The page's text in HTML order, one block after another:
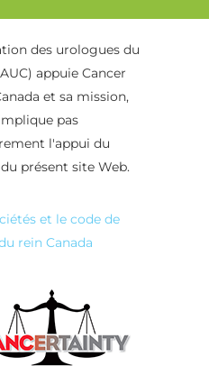
des urologues du
appuie Cancer
et sa mission,
pas
l'appui du
présent site Web.
et le code de
rein Canada